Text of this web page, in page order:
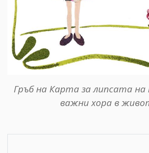
Гръб на Карта за липсата
важни хора в